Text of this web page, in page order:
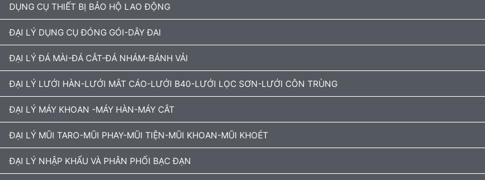
DỤNG CỤ THIẾT BỊ BẢO HỘ LAO ĐỘNG
ĐẠI LÝ DỤNG CỤ ĐÓNG GÓI-DÂY ĐAI
ĐẠI LÝ ĐÁ MÀI-ĐÁ CẮT-ĐÁ NHÁM-BÁNH VẢI
ĐẠI LÝ LƯỚI HÀN-LƯỚI MẮT CÁO-LƯỚI B40-LƯỚI LỌC SƠN-LƯỚI CÔN TRÙNG
ĐẠI LÝ MÁY KHOAN -MÁY HÀN-MÁY CẮT
ĐẠI LÝ MŨI TARO-MŨI PHAY-MŨI TIỆN-MŨI KHOAN-MŨI KHOÉT
ĐẠI LÝ NHẬP KHẨU VÀ PHÂN PHỐI BẠC ĐẠN